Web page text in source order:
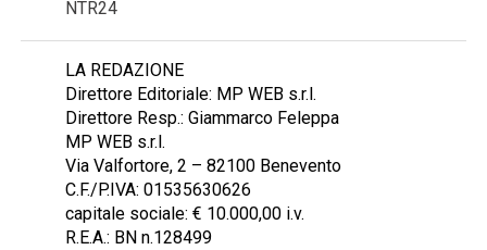
NTR24
LA REDAZIONE
Direttore Editoriale: MP WEB s.r.l.
Direttore Resp.: Giammarco Feleppa
MP WEB s.r.l.
Via Valfortore, 2 – 82100 Benevento
C.F./P.IVA: 01535630626
capitale sociale: € 10.000,00 i.v.
R.E.A.: BN n.128499